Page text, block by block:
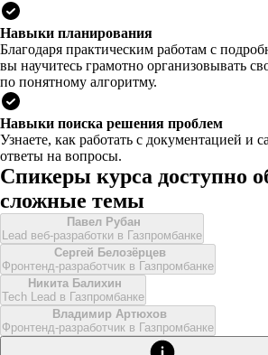
Навыки планирования
Благодаря практическим работам с
вы научитесь грамотно организовывать
по понятному алгоритму.
Навыки поиска решения проблем
Узнаете, как работать с документацией и
ответы на вопросы.
Спикеры курса доступно
сложные темы
Павел Рубан
Lead веб-разработки в Газпромбанке
Сергей Белозёрцев
Фронтенд-разработчик в Газпромбанке
Никита Балихин
Tech Lead в Газпромбанке
Владимир Артюхов
Фронтенд-разработчик в Газпромбанке